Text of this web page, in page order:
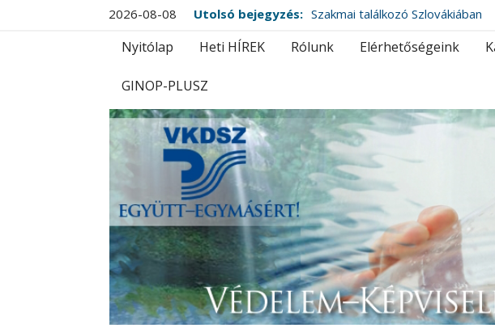
2026-08-08 Utolsó bejegyzés: Szakmai találkozó Szlovákiában
Nyitólap Heti HÍREK Rólunk Elérhetőségeink
GINOP-PLUSZ